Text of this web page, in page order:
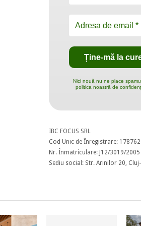
Nici nouă nu ne place
politica noastră de
IBC FOCUS SRL
Cod Unic de Înregistrare:
Nr. Înmatriculare: J12/3019/2005
Sediu social: Str. Arinilor 20,